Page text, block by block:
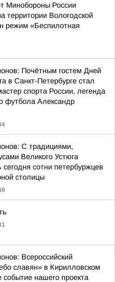
Минобороны России
территории Вологодской
режим «Беспилотная
Почётным гостем Дней
в Санкт-Петербурге стал
спорта России, легенда
футбола Александр
С традициями,
Великого Устюга
сегодня сотни петербуржцев
столицы
Всероссийский
славян» в Кирилловском
событие нашего проекта